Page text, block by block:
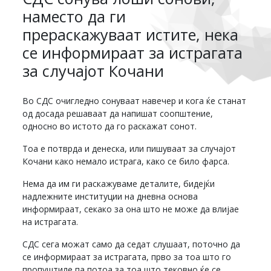
наместо да ги
прераскажуваат истите, нека
се информираат за истрагата
за случајот Кочани
Во СДС очигледно сонуваат навечер и кога ќе станат
од досада решаваат да напишат соопштение,
односно во истото да го раскажат сонот.
Тоа е потврда и денеска, или пишуваат за случајот
Кочани како немало истрага, како се било фарса.
Нема да им ги раскажуваме деталите, бидејќи
надлежните институции на дневна основа
информираат, секако за она што не може да влијае
на истрагата.
СДС сега можат само да седат слушаат, поточно да
се информираат за истрагата, прво за тоа што го